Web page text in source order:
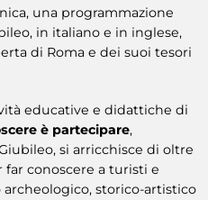
una programmazione
in italiano e in inglese,
di Roma e dei suoi tesori
educative e didattiche di
è partecipare,
si arricchisce di oltre
conoscere a turisti e
storico-artistico